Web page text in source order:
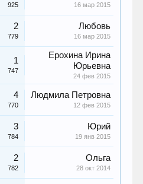
925 16 мар 2015
2
779
Любовь
16 мар 2015
1
747
Ерохина Ирина
Юрьевна
24 фев 2015
4
770
Людмила Петровна
12 фев 2015
3
784
Юрий
19 янв 2015
2
782
Ольга
28 окт 2014